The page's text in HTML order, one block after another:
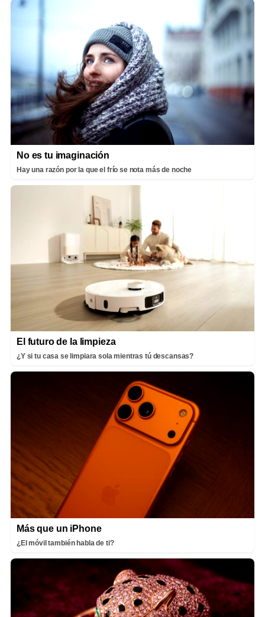
No es tu imaginación
Hay una razón por la que el frío se nota más de noche
El futuro de la limpieza
¿Y si tu casa se limpiara sola mientras tú descansas?
Más que un iPhone
¿El móvil también habla de ti?